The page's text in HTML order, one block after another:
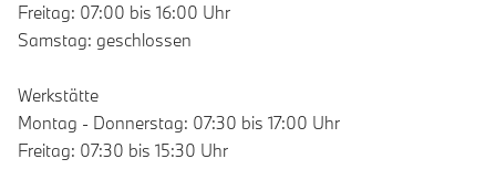
Freitag: 07:00 bis 16:00 Uhr
Samstag: geschlossen
Werkstätte
Montag - Donnerstag: 07:30 bis 17:00 Uhr
Freitag: 07:30 bis 15:30 Uhr